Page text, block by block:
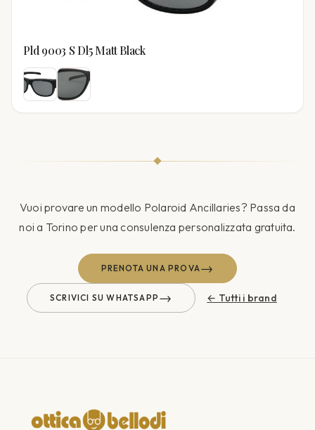
Pld 9003 S Dl5 Matt Black
Vuoi provare un modello Polaroid Ancillaries? Passa da
noi a Torino per una consulenza personalizzata gratuita.
PRENOTA UNA PROVA→
SCRIVICI SU WHATSAPP → ← Tutti i brand